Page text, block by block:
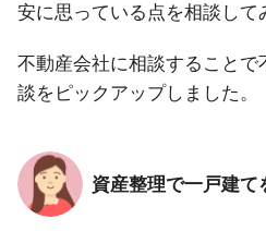
安に思っている点を相談して
不動産会社に相談すること
談をピックアップしました。
資産整理で一戸建て